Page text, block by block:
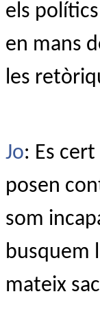
els
en mans
les
Jo: Es
posen
som
busquem
mateix sac